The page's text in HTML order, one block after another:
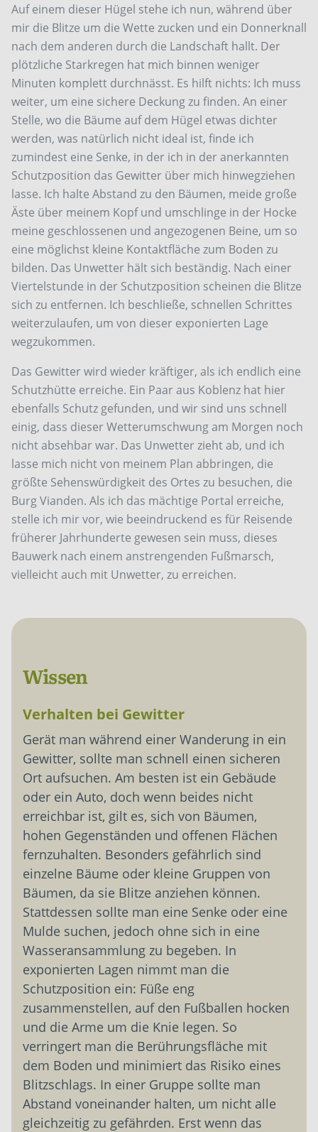
Auf einem dieser Hügel stehe ich nun, während über
mir die Blitze um die Wette zucken und ein Donnerknall
nach dem anderen durch die Landschaft hallt. Der
plötzliche Starkregen hat mich binnen weniger
Minuten komplett durchnässt. Es hilft nichts: Ich muss
weiter, um eine sichere Deckung zu finden. An einer
Stelle, wo die Bäume auf dem Hügel etwas dichter
werden, was natürlich nicht ideal ist, finde ich
zumindest eine Senke, in der ich in der anerkannten
Schutzposition das Gewitter über mich hinwegziehen
lasse. Ich halte Abstand zu den Bäumen, meide große
Äste über meinem Kopf und umschlinge in der Hocke
meine geschlossenen und angezogenen Beine, um so
eine möglichst kleine Kontaktfläche zum Boden zu
bilden. Das Unwetter hält sich beständig. Nach einer
Viertelstunde in der Schutzposition scheinen die Blitze
sich zu entfernen. Ich beschließe, schnellen Schrittes
weiterzulaufen, um von dieser exponierten Lage
wegzukommen.
Das Gewitter wird wieder kräftiger, als ich endlich eine
Schutzhütte erreiche. Ein Paar aus Koblenz hat hier
ebenfalls Schutz gefunden, und wir sind uns schnell
einig, dass dieser Wetterumschwung am Morgen noch
nicht absehbar war. Das Unwetter zieht ab, und ich
lasse mich nicht von meinem Plan abbringen, die
größte Sehenswürdigkeit des Ortes zu besuchen, die
Burg Vianden. Als ich das mächtige Portal erreiche,
stelle ich mir vor, wie beeindruckend es für Reisende
früherer Jahrhunderte gewesen sein muss, dieses
Bauwerk nach einem anstrengenden Fußmarsch,
vielleicht auch mit Unwetter, zu erreichen.
Wissen
Verhalten bei Gewitter
Gerät man während einer Wanderung in ein
Gewitter, sollte man schnell einen sicheren
Ort aufsuchen. Am besten ist ein Gebäude
oder ein Auto, doch wenn beides nicht
erreichbar ist, gilt es, sich von Bäumen,
hohen Gegenständen und offenen Flächen
fernzuhalten. Besonders gefährlich sind
einzelne Bäume oder kleine Gruppen von
Bäumen, da sie Blitze anziehen können.
Stattdessen sollte man eine Senke oder eine
Mulde suchen, jedoch ohne sich in eine
Wasseransammlung zu begeben. In
exponierten Lagen nimmt man die
Schutzposition ein: Füße eng
zusammenstellen, auf den Fußballen hocken
und die Arme um die Knie legen. So
verringert man die Berührungsfläche mit
dem Boden und minimiert das Risiko eines
Blitzschlags. In einer Gruppe sollte man
Abstand voneinander halten, um nicht alle
gleichzeitig zu gefährden. Erst wenn das